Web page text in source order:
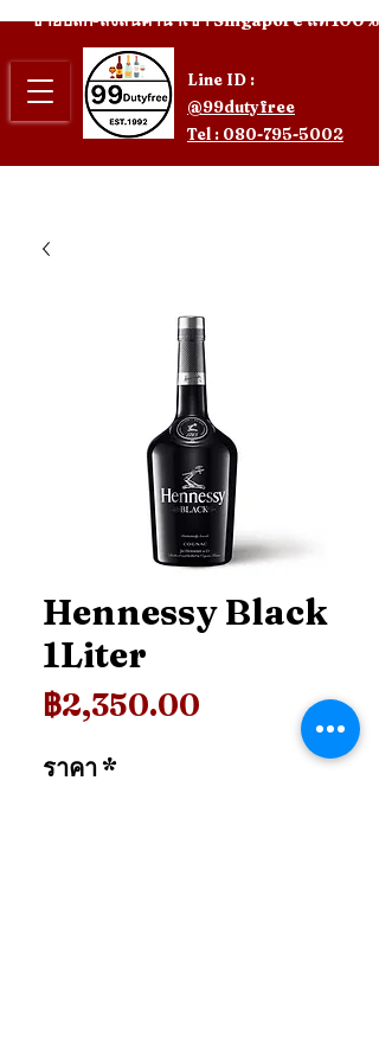
Line ID :
@99dutyfree
Tel : 080-795-5002
ขายปลีก-ส่งสินค้านำเข้า Singapore แท้ 100%
Hennessy Black
1Liter
฿2,350.00
ราคา *